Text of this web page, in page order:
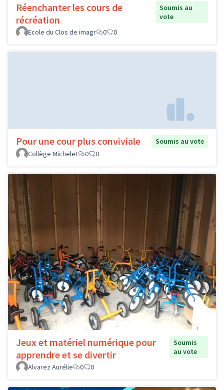
Réenchanter les cours de
récréation
Soumis au
vote
Ecole du Clos de imagr
0 0
Pour une cour plus conviviale
Soumis au vote
Collège Michelet
0 0
Jeux et matériel numérique pour
apprendre et se divertir
Soumis
au vote
Alvarez Aurélie
0 0